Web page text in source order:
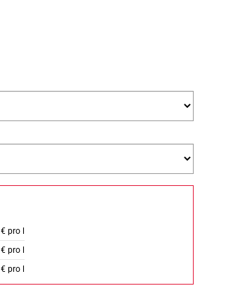
pro l
pro l
pro l